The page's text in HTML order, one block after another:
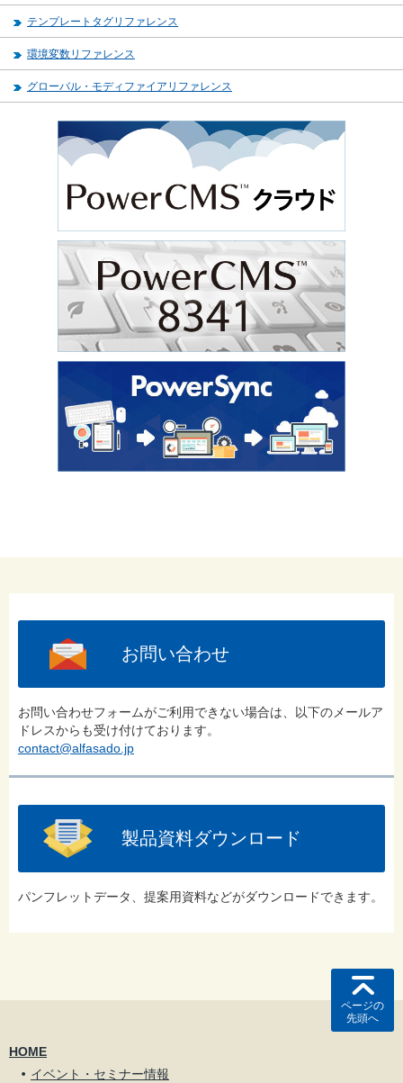
テンプレートタグリファレンス
環境変数リファレンス
グローバル・モディファイアリファレンス
お問い合わせ
お問い合わせフォームがご利用できない場合は、以下のメールア
ドレスからも受け付けております。
contact@alfasado.jp
製品資料ダウンロード
パンフレットデータ、提案用資料などがダウンロードできます。
ページの
先頭へ
HOME
イベント・セミナー情報